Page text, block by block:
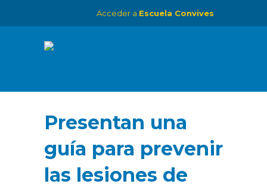
Acceder a Escuela Convives
Presentan una
guía para prevenir
las lesiones de